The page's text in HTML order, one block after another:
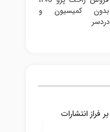
بدون کمیسیون و
دردسر